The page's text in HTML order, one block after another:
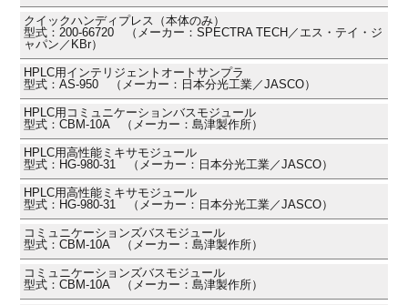
クイックハンディプレス（本体のみ）
型式：200-66720 （メーカー：SPECTRA TECH／エス・テイ・ジ
ャパン／KBr）
HPLC用インテリジェントオートサンプラ
型式：AS-950 （メーカー：日本分光工業／JASCO）
HPLC用コミュニケーションバスモジュール
型式：CBM-10A （メーカー：島津製作所）
HPLC用高性能ミキサモジュール
型式：HG-980-31 （メーカー：日本分光工業／JASCO）
HPLC用高性能ミキサモジュール
型式：HG-980-31 （メーカー：日本分光工業／JASCO）
コミュニケーションズバスモジュール
型式：CBM-10A （メーカー：島津製作所）
コミュニケーションズバスモジュール
型式：CBM-10A （メーカー：島津製作所）